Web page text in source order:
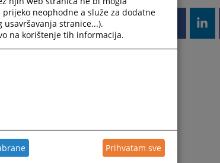
neophodne a služe za dodatne
stranice...).
na korištenje tih informacija.
Prihvatam sve